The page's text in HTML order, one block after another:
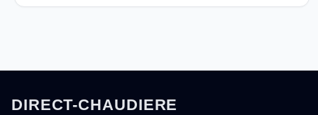
DIRECT-CHAUDIERE